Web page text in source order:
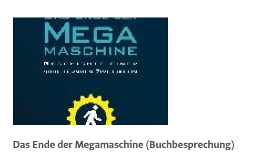
Das Ende der Megamaschine (Buchbesprechung)